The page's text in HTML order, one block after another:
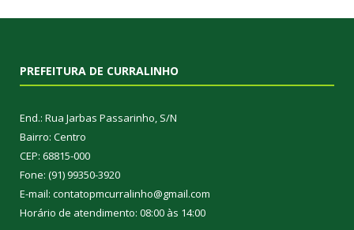
PREFEITURA DE CURRALINHO
End.: Rua Jarbas Passarinho, S/N
Bairro: Centro
CEP: 68815-000
Fone: (91) 99350-3920
E-mail: contatopmcurralinho@gmail.com
Horário de atendimento: 08:00 às 14:00